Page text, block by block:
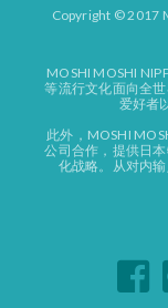
Copyright © 2017
MOSHI MOSHI
等流行文化面向全
爱好者
此外，MOSHI
公司合作，提供日
化战略。从对内